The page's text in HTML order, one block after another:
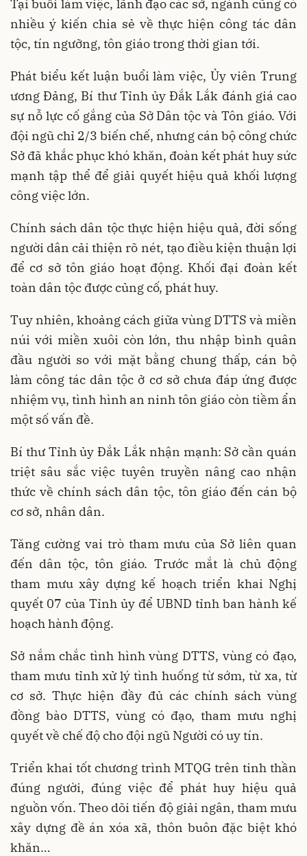
Tại buổi làm việc, lãnh đạo các sở, ngành cũng có
nhiều ý kiến chia sẻ về thực hiện công tác dân
tộc, tín ngưỡng, tôn giáo trong thời gian tới.
Phát biểu kết luận buổi làm việc, Ủy viên Trung
ương Đảng, Bí thư Tỉnh ủy Đắk Lắk đánh giá cao
sự nỗ lực cố gắng của Sở Dân tộc và Tôn giáo. Với
đội ngũ chỉ 2/3 biến chế, nhưng cán bộ công chức
Sở đã khắc phục khó khăn, đoàn kết phát huy sức
mạnh tập thể để giải quyết hiệu quả khối lượng
công việc lớn.
Chính sách dân tộc thực hiện hiệu quả, đời sống
người dân cải thiện rõ nét, tạo điều kiện thuận lợi
để cơ sở tôn giáo hoạt động. Khối đại đoàn kết
toàn dân tộc được củng cố, phát huy.
Tuy nhiên, khoảng cách giữa vùng DTTS và miền
núi với miền xuôi còn lớn, thu nhập bình quân
đầu người so với mặt bằng chung thấp, cán bộ
làm công tác dân tộc ở cơ sở chưa đáp ứng được
nhiệm vụ, tình hình an ninh tôn giáo còn tiềm ẩn
một số vấn đề.
Bí thư Tỉnh ủy Đắk Lắk nhận mạnh: Sở cần quán
triệt sâu sắc việc tuyên truyền nâng cao nhận
thức về chính sách dân tộc, tôn giáo đến cán bộ
cơ sở, nhân dân.
Tăng cường vai trò tham mưu của Sở liên quan
đến dân tộc, tôn giáo. Trước mắt là chủ động
tham mưu xây dựng kế hoạch triển khai Nghị
quyết 07 của Tỉnh ủy để UBND tỉnh ban hành kế
hoạch hành động.
Sở nắm chắc tình hình vùng DTTS, vùng có đạo,
tham mưu tỉnh xử lý tình huống từ sớm, từ xa, từ
cơ sở. Thực hiện đầy đủ các chính sách vùng
đồng bào DTTS, vùng có đạo, tham mưu nghị
quyết về chế độ cho đội ngũ Người có uy tín.
Triển khai tốt chương trình MTQG trên tinh thần
đúng người, đúng việc để phát huy hiệu quả
nguồn vốn. Theo dõi tiến độ giải ngân, tham mưu
xây dựng đề án xóa xã, thôn buôn đặc biệt khó
khăn…